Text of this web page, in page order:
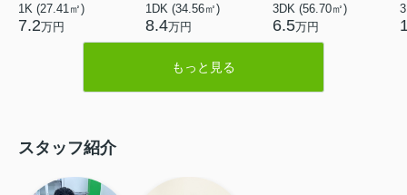
1K (27.41㎡)
7.2万円
1DK (34.56㎡)
8.4万円
3DK (56.70㎡)
6.5万円
もっと見る
スタッフ紹介